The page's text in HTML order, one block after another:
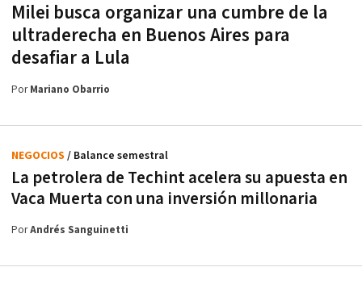
Milei busca organizar una cumbre de la
ultraderecha en Buenos Aires para
desafiar a Lula
PorMariano Obarrio
La petrolera de Techint acelera su apuesta en
Vaca Muerta con una inversión millonaria
NEGOCIOS / Balance semestral
PorAndrés Sanguinetti